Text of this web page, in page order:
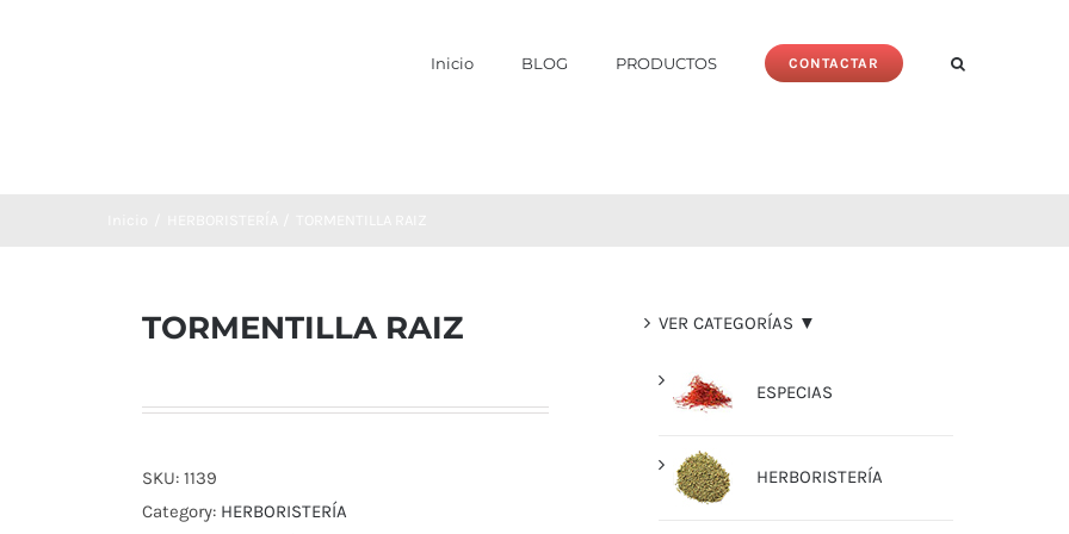
Inicio BLOG PRODUCTOS CONTACTAR
TORMENTILLA RAIZ
SKU: 1139
Category: HERBORISTERÍA
VER CATEGORÍAS ▼
ESPECIAS
HERBORISTERÍA